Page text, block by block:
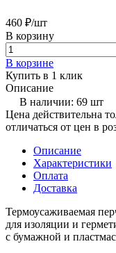
460 ₽/шт
В корзину
В корзине
Купить в 1 клик
Описание
В наличии: 69 шт
Цена действительна
отличаться от цен в
Описание
Характеристики
Оплата
Доставка
Термоусаживаемая
для изоляции и
с бумажной и